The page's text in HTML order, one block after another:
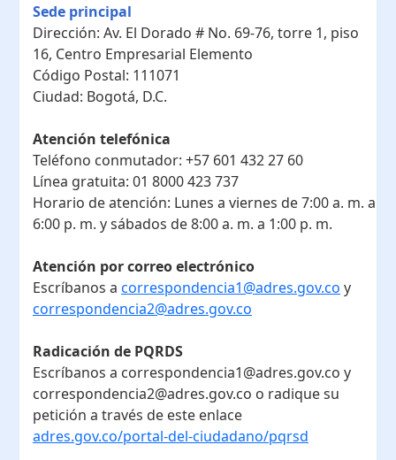
Sede principal
Dirección: Av. El Dorado # No. 69-76, torre 1, piso
16, Centro Empresarial Elemento
Código Postal: 111071
Ciudad: Bogotá, D.C.
Atención telefónica
Teléfono conmutador: +57 601 432 27 60
Línea gratuita: 01 8000 423 737
Horario de atención: Lunes a viernes de 7:00 a. m. a
6:00 p. m. y sábados de 8:00 a. m. a 1:00 p. m.
Atención por correo electrónico
Escríbanos a correspondencia1@adres.gov.co y
correspondencia2@adres.gov.co
Radicación de PQRDS
Escríbanos a correspondencia1@adres.gov.co y
correspondencia2@adres.gov.co o radique su
petición a través de este enlace
adres.gov.co/portal-del-ciudadano/pqrsd